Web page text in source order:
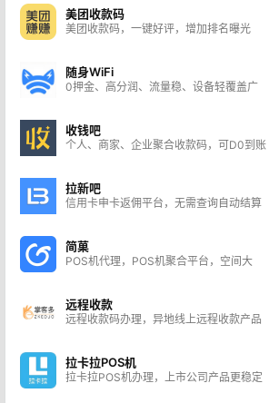
美团收款码
美团收款码，一键好评，增加排名曝光
随身WiFi
0押金、高分润、流量稳、设备轻覆盖广
收钱吧
个人、商家、企业聚合收款码，可D0到账
拉新吧
信用卡申卡返佣平台，无需查询自动结算
简菓
POS机代理，POS机聚合平台，空间大
远程收款
远程收款码办理，异地线上远程收款产品
拉卡拉POS机
拉卡拉POS机办理，上市公司产品更稳定